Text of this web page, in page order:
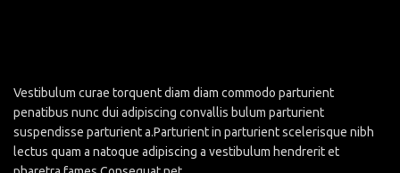
Vestibulum curae torquent diam diam commodo parturient
penatibus nunc dui adipiscing convallis bulum parturient
suspendisse parturient a.Parturient in parturient scelerisque nibh
lectus quam a natoque adipiscing a vestibulum hendrerit et